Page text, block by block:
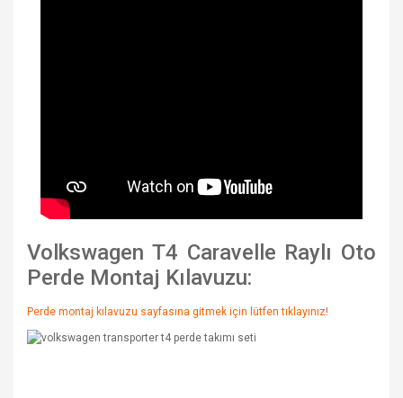
Volkswagen T4 Caravelle Raylı Oto
Perde Montaj Kılavuzu:
Perde montaj kılavuzu sayfasına gitmek için lütfen tıklayınız!